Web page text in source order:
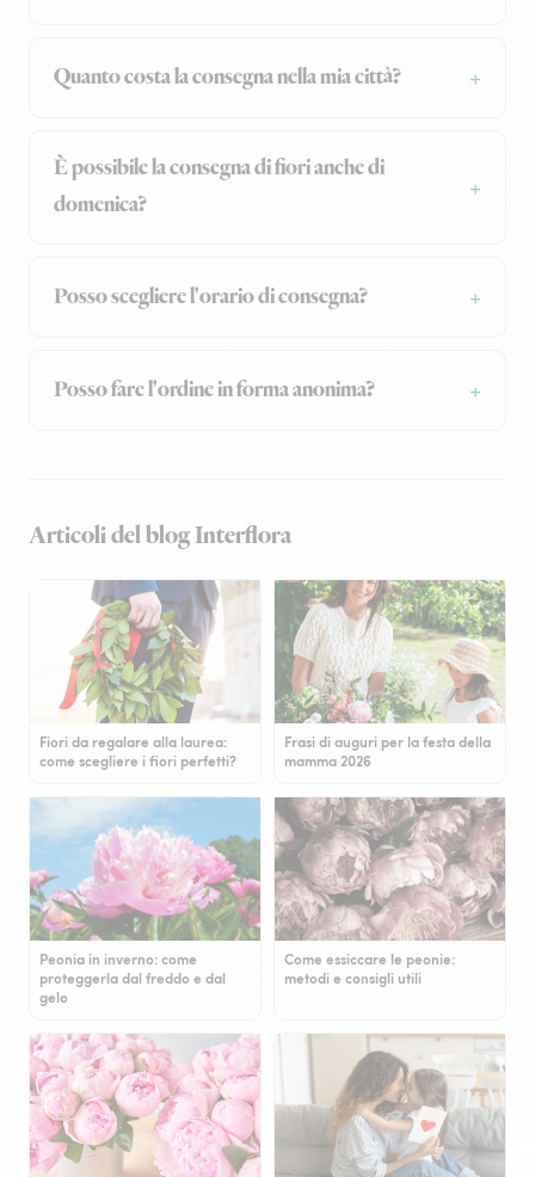
Quanto costa la consegna nella mia città?
È possibile la consegna di fiori anche di
domenica?
Posso scegliere l'orario di consegna?
Posso fare l'ordine in forma anonima?
Articoli del blog Interflora
Fiori da regalare alla laurea:
come scegliere i fiori perfetti?
Frasi di auguri per la festa della
mamma 2026
Peonia in inverno: come
proteggerla dal freddo e dal
gelo
Come essiccare le peonie:
metodi e consigli utili